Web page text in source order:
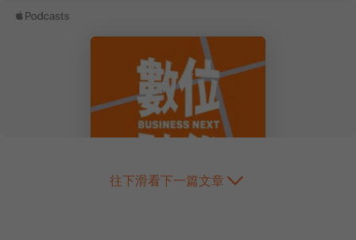
往下滑看下一篇文章